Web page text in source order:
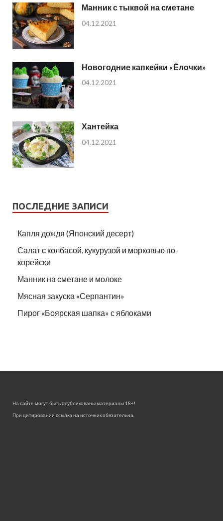
Манник с тыквой на сметане
04.12.2021
Новогодние капкейки «Ёлочки»
04.12.2021
Хантейка
04.12.2021
ПОСЛЕДНИЕ ЗАПИСИ
Капля дождя (Японский десерт)
Салат с колбасой, кукурузой и морковью по-
корейски
Манник на сметане и молоке
Мясная закуска «Серпантин»
Пирог «Боярская шапка» с яблоками
На сайте могут быть опубликованы материалы 18+!
При цитировании ссылка на источник обязательна.